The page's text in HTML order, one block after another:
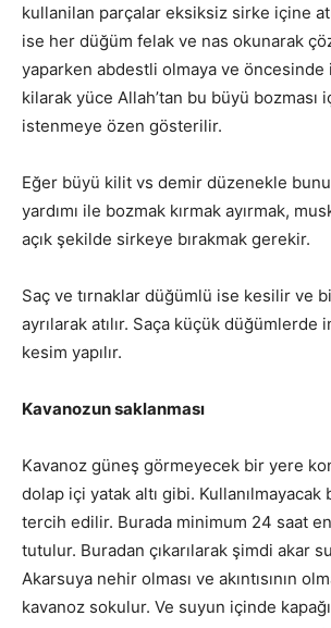
kullanilan parçalar eksiksiz sirke içine
ise her düğüm felak ve nas okunarak
yaparken abdestli olmaya ve öncesinde
kilarak yüce Allah’tan bu büyü bozması
istenmeye özen gösterilir.
Eğer büyü kilit vs demir düzenekle
yardımı ile bozmak kırmak ayırmak,
açık şekilde sirkeye bırakmak gerekir.
Saç ve tırnaklar düğümlü ise kesilir ve
ayrılarak atılır. Saça küçük düğümlerde
kesim yapılır.
Kavanozun saklanması
Kavanoz güneş görmeyecek bir yere
dolap içi yatak altı gibi. Kullanılmayacak
tercih edilir. Burada minimum 24 saat
tutulur. Buradan çıkarılarak şimdi akar
Akarsuya nehir olması ve akıntısının
kavanoz sokulur. Ve suyun içinde